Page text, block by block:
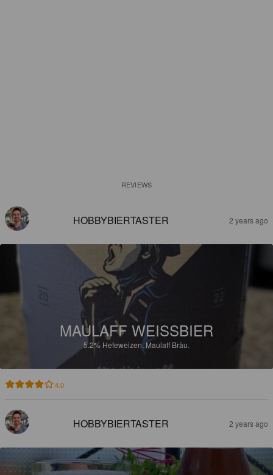
REVIEWS
HOBBYBIERTASTER 2 years ago
MAULAFF WEISSBIER
5.2% Hefeweizen.Maulaff Bräu.
4.0
HOBBYBIERTASTER 2 years ago